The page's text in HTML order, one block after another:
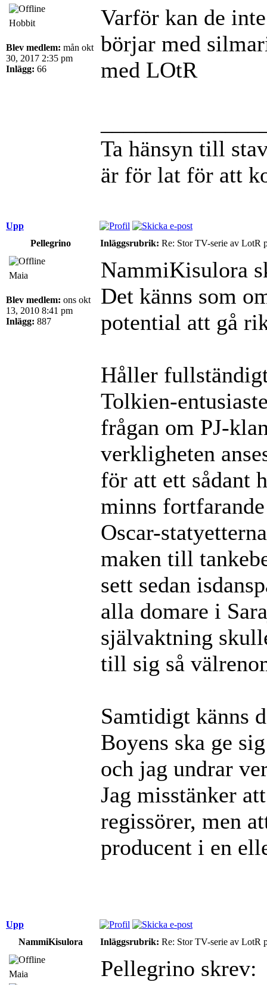
Hobbit
Blev medlem: mån okt
30, 2017 2:35 pm
Inlägg: 66
Varför kan de
börjar med
med LOtR
Ta hänsyn till
är för lat för att
Upp
Pellegrino
Inläggsrubrik: Re: Stor TV-serie av LotR
Maia
Blev medlem: ons okt
13, 2010 8:41 pm
Inlägg: 887
NammiKisulora
Det känns som
potential att gå
Håller
Tolkien-
frågan om PJ-
verkligheten
för att ett sådant
minns
Oscar-
maken till
sett sedan
alla domare i
självaktning
till sig så
Samtidigt känns
Boyens ska ge
och jag undrar
Jag misstänker
regissörer, men
producent i en
Upp
NammiKisulora
Inläggsrubrik: Re: Stor TV-serie av LotR
Maia
Pellegrino skrev: